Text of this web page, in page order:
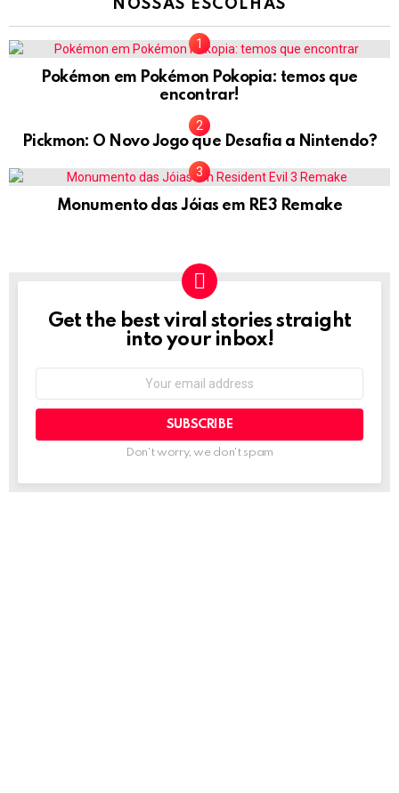
NOSSAS ESCOLHAS
Pokémon em Pokémon Pokopia: temos que
encontrar!
Pickmon: O Novo Jogo que Desafia a Nintendo?
Monumento das Jóias em RE3 Remake
NEWSLETTER
Get the best viral stories straight
into your inbox!
Don't worry, we don't spam